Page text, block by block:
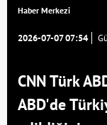
Haber Merkezi
2026-07-07 07:54
CNN Türk
ABD'de